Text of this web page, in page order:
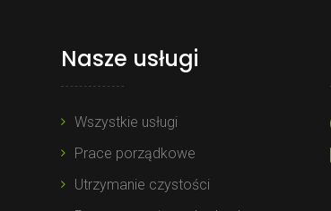
Nasze usługi
Wszystkie usługi
Prace porządkowe
Utrzymanie czystości